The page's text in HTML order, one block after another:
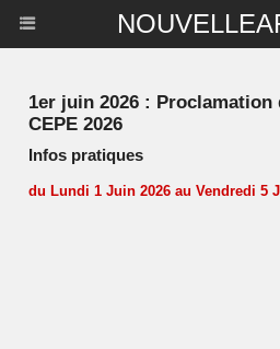
1er juin 2026 : Proclamation
CEPE 2026
Infos pratiques
du Lundi 1 Juin 2026 au Vendredi 5